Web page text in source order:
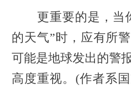
更重要的是，当
的天气”时，应有所
可能是地球发出的警
高度重视。(作者系